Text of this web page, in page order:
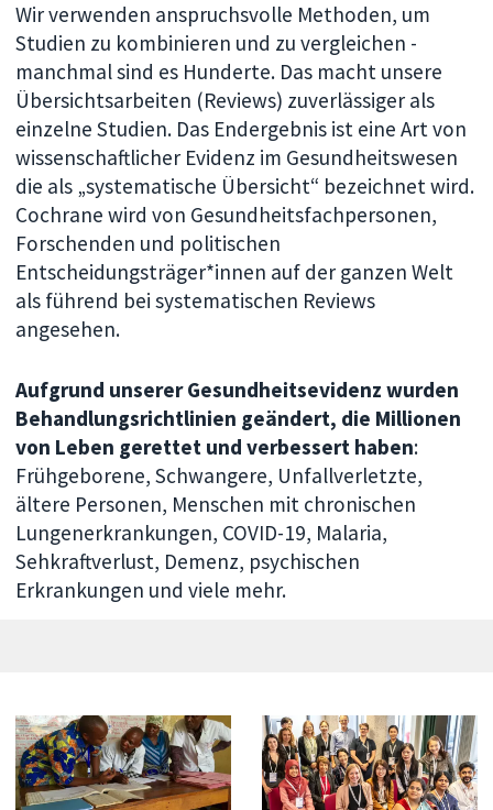
Wir verwenden anspruchsvolle Methoden, um
Studien zu kombinieren und zu vergleichen -
manchmal sind es Hunderte. Das macht unsere
Übersichtsarbeiten (Reviews) zuverlässiger als
einzelne Studien. Das Endergebnis ist eine Art von
wissenschaftlicher Evidenz im Gesundheitswesen
die als „systematische Übersicht“ bezeichnet wird.
Cochrane wird von Gesundheitsfachpersonen,
Forschenden und politischen
Entscheidungsträger*innen auf der ganzen Welt
als führend bei systematischen Reviews
angesehen.
Aufgrund unserer Gesundheitsevidenz wurden
Behandlungsrichtlinien geändert, die Millionen
von Leben gerettet und verbessert haben:
Frühgeborene, Schwangere, Unfallverletzte,
ältere Personen, Menschen mit chronischen
Lungenerkrankungen, COVID-19, Malaria,
Sehkraftverlust, Demenz, psychischen
Erkrankungen und viele mehr.